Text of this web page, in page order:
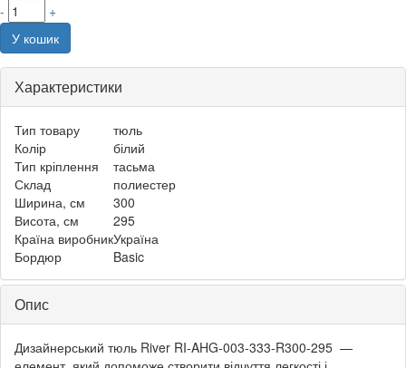
-
+
У кошик
Характеристики
Тип товару
тюль
Колір
білий
Тип кріплення
тасьма
Склад
полиестер
Ширина, см
300
Висота, см
295
Країна виробникУкраїна
Бордюр
Basic
Опис
Дизайнерський тюль River RI-AHG-003-333-R300-295 —